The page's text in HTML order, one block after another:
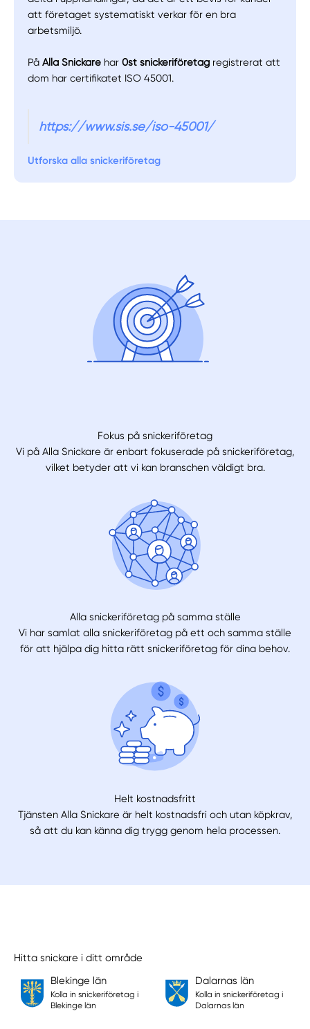
att företaget systematiskt verkar för en bra
arbetsmiljö.
PåAlla Snickare har0st snickeriföretag registrerat att
dom har certifikatet ISO 45001.
https://www.sis.se/iso-45001/
Utforska alla snickeriföretag
Fokus på snickeriföretag
Vi på Alla Snickare är enbart fokuserade på snickeriföretag,
vilket betyder att vi kan branschen väldigt bra.
Alla snickeriföretag på samma ställe
Vi har samlat alla snickeriföretag på ett och samma ställe
för att hjälpa dig hitta rätt snickeriföretag för dina behov.
Helt kostnadsfritt
Tjänsten Alla Snickare är helt kostnadsfri och utan köpkrav,
så att du kan känna dig trygg genom hela processen.
Hitta snickare i ditt område
Blekinge län
Kolla in snickeriföretag i
Blekinge län
Dalarnas län
Kolla in snickeriföretag i
Dalarnas län